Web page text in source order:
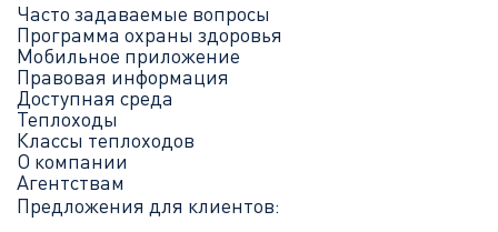
Часто задаваемые вопросы
Программа охраны здоровья
Мобильное приложение
Правовая информация
Доступная среда
Теплоходы
Классы теплоходов
О компании
Агентствам
Предложения для клиентов: